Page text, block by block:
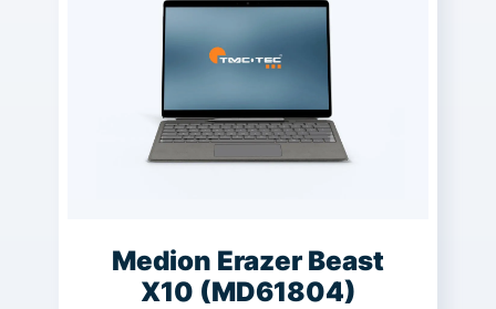
Medion Erazer Beast
X10 (MD61804)